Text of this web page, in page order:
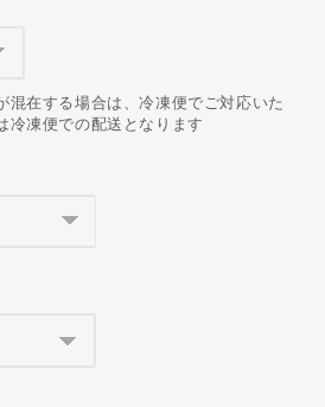
混在する場合は、冷凍便でご対応いた
冷凍便での配送となります